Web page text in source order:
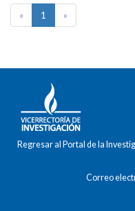
« 1 »
Regresar al Portal de la
Correo